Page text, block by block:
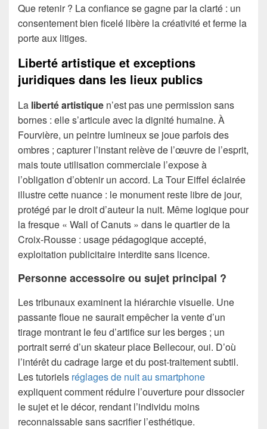
Que retenir ? La confiance se gagne par la clarté : un
consentement bien ficelé libère la créativité et ferme la
porte aux litiges.
Liberté artistique et exceptions
juridiques dans les lieux publics
La liberté artistique n’est pas une permission sans
bornes : elle s’articule avec la dignité humaine. À
Fourvière, un peintre lumineux se joue parfois des
ombres ; capturer l’instant relève de l’œuvre de l’esprit,
mais toute utilisation commerciale l’expose à
l’obligation d’obtenir un accord. La Tour Eiffel éclairée
illustre cette nuance : le monument reste libre de jour,
protégé par le droit d’auteur la nuit. Même logique pour
la fresque « Wall of Canuts » dans le quartier de la
Croix-Rousse : usage pédagogique accepté,
exploitation publicitaire interdite sans licence.
Personne accessoire ou sujet principal ?
Les tribunaux examinent la hiérarchie visuelle. Une
passante floue ne saurait empêcher la vente d’un
tirage montrant le feu d’artifice sur les berges ; un
portrait serré d’un skateur place Bellecour, oui. D’où
l’intérêt du cadrage large et du post-traitement subtil.
Les tutoriels réglages de nuit au smartphone
expliquent comment réduire l’ouverture pour dissocier
le sujet et le décor, rendant l’individu moins
reconnaissable sans sacrifier l’esthétique.